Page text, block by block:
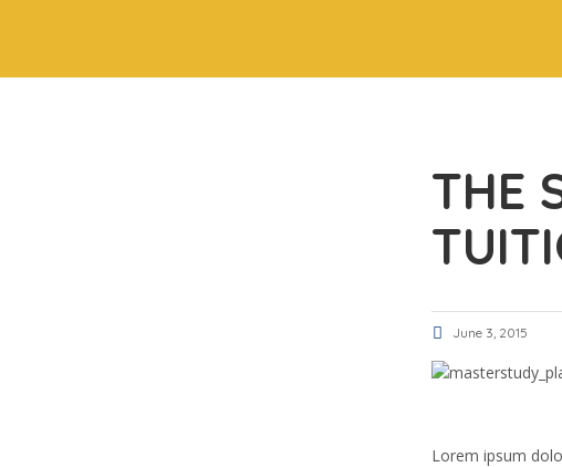
THE
June 3, 2015
Lorem ipsum